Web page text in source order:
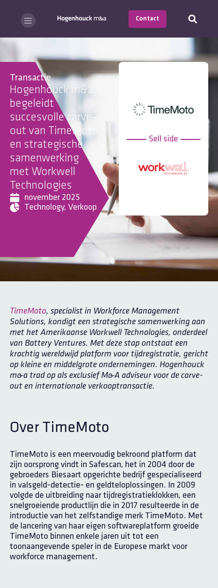
Contact
Transactie
Hogenhouck m&a
begeleidt
succesvolle carve-
out van TimeMoto
en strategische
samenwerking
met Workwell
Technologies
november 2025
Technology, Verkoop
Sell side
TimeMoto, specialist in Workforce Management
Solutions, kondigt een strategische samenwerking aan
met het Amerikaanse Workwell Technologies, onderdeel
van Battery Ventures. Met deze stap ontstaat een
krachtig wereldwijd platform voor tijdregistratie, gericht
op kleine en middelgrote ondernemingen. Hogenhouck
m&a trad op als exclusief M&A adviseur voor de carve-
out en internationale verkooptransactie.
Over TimeMoto
TimeMoto is een meervoudig bekroond platform dat
zijn oorsprong vindt in Safescan, het in 2004 door de
gebroeders Biesaart opgerichte bedrijf gespecialiseerd
in valsgeld-detectie- en geldteloplossingen. In 2009
volgde de uitbreiding naar tijdregistratieklokken, een
snelgroeiende productlijn die in 2017 resulteerde in de
introductie van het zelfstandige merk TimeMoto. Met
de lancering van haar eigen softwareplatform groeide
TimeMoto binnen enkele jaren uit tot een
toonaangevende speler in de Europese markt voor
workforce management.